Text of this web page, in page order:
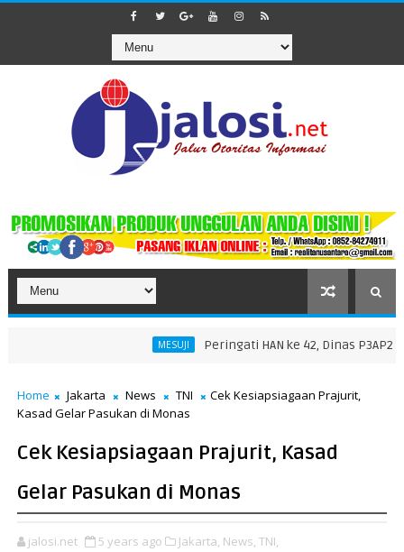
Peringati HAN ke 42, Dinas P3AP2KB
Home Jakarta News TNI
Cek Kesiapsiagaan Prajurit,
Kasad Gelar Pasukan di Monas
Cek Kesiapsiagaan Prajurit, Kasad
Gelar Pasukan di Monas
jalosi.net 5 years ago Jakarta, News, TNI,